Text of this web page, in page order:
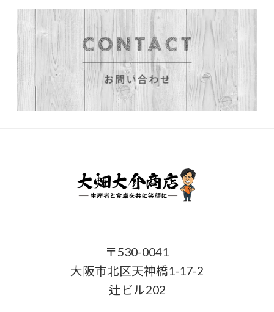
〒530-0041
大阪市北区天神橋1-17-2
辻ビル202